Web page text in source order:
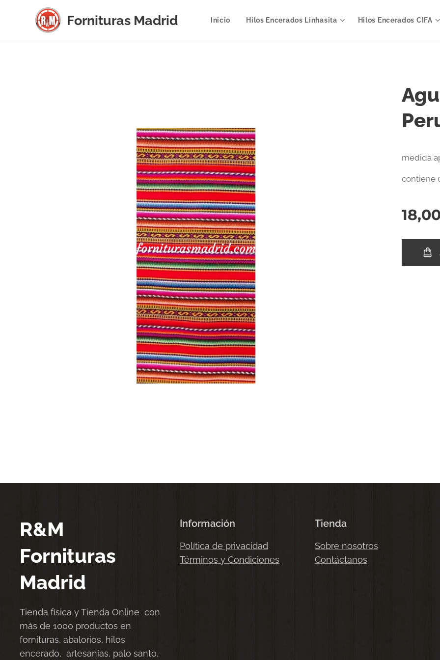
Fornituras Madrid Inicio Hilos Encerados Linhasita Hilos Encerados CIFA
medida
contiene
R&M
Fornituras
Madrid
Tienda física y Tienda Online con
más de 1000 productos en
fornituras, abalorios, hilos
encerado, artesanías, palo santo,
Información
Política de privacidad
Términos y Condiciones
Tienda
Sobre nosotros
Contáctanos